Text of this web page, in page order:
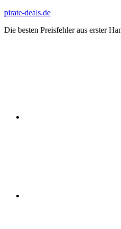
Zum
springen
pirate-deals.de
Die besten Preisfehler aus erster